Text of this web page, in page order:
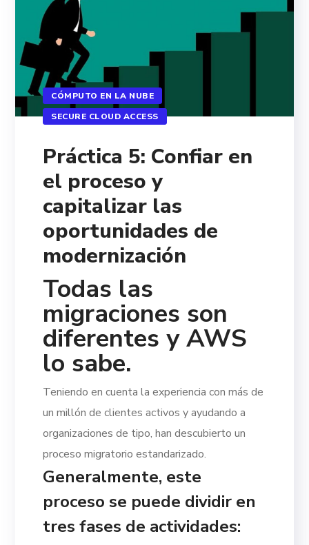
CÓMPUTO EN LA NUBE
SECURE CLOUD ACCESS
Práctica 5: Confiar en
el proceso y
capitalizar las
oportunidades de
modernización
Todas las
migraciones son
diferentes y AWS
lo sabe.
Teniendo en cuenta la experiencia con más de
un millón de clientes activos y ayudando a
organizaciones de tipo, han descubierto un
proceso migratorio estandarizado.
Generalmente, este
proceso se puede dividir en
tres fases de actividades: